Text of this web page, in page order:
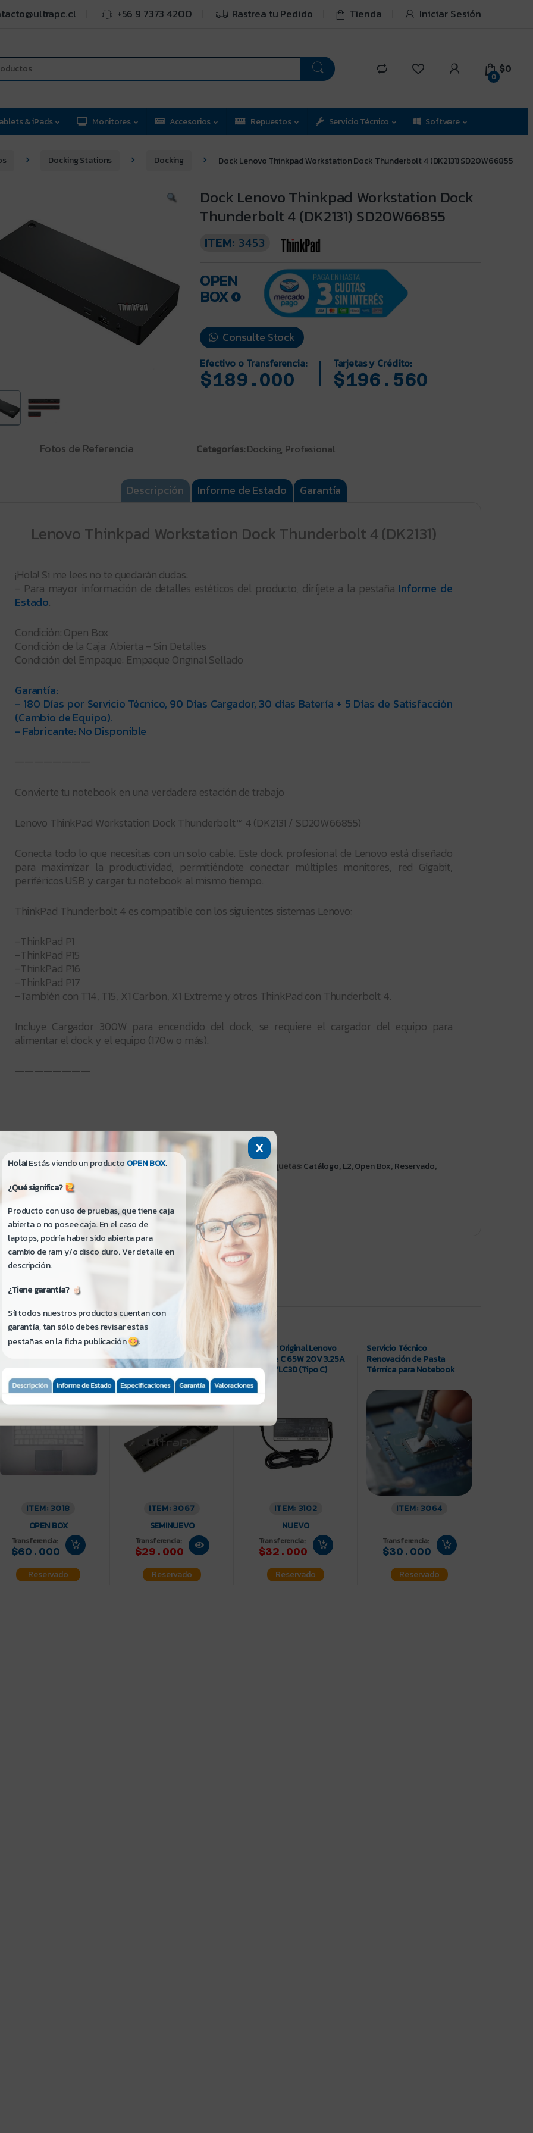
+56 9 7373 4200 Rastrea tu Pedido Tienda Iniciar Sesión
0
$0
& iPads Monitores Accesorios Repuestos Servicio Técnico Software
Docking Stations Docking Dock Lenovo Thinkpad Workstation Dock Thunderbolt 4 (DK2131) SD20W66855
Dock Lenovo Thinkpad Workstation Dock
Thunderbolt 4 (DK2131) SD20W66855
ITEM: 3453
OPEN
BOX
Consulte Stock
Efectivo o Transferencia:
$189.000
Tarjetas y Crédito:
$196.560
Fotos de Referencia Categorías:Docking, Profesional
Descripción Informe de Estado Garantía
Lenovo Thinkpad Workstation Dock Thunderbolt 4 (DK2131)
¡Hola! Si me lees no te quedarán dudas:
- Para mayor información de detalles estéticos del producto, diríjete a la pestaña Informe de
Estado.
Condición: Open Box
Condición de la Caja: Abierta - Sin Detalles
Condición del Empaque: Empaque Original Sellado
Garantía:
- 180 Días por Servicio Técnico, 90 Días Cargador, 30 días Batería + 5 Días de Satisfacción
(Cambio de Equipo).
- Fabricante: No Disponible
————————
Convierte tu notebook en una verdadera estación de trabajo
Lenovo ThinkPad Workstation Dock Thunderbolt™ 4 (DK2131 / SD20W66855)
Conecta todo lo que necesitas con un solo cable. Este dock profesional de Lenovo está diseñado
para maximizar la productividad, permitiéndote conectar múltiples monitores, red Gigabit,
periféricos USB y cargar tu notebook al mismo tiempo.
ThinkPad Thunderbolt 4 es compatible con los siguientes sistemas Lenovo:
-ThinkPad P1
-ThinkPad P15
-ThinkPad P16
-ThinkPad P17
-También con T14, T15, X1 Carbon, X1 Extreme y otros ThinkPad con Thunderbolt 4.
Incluye Cargador 300W para encendido del dock, se requiere el cargador del equipo para
alimentar el dock y el equipo (170w o más).
————————
SKU:3453X484783935 Categorías:Docking Docking Stations Etiquetas:Catálogo,L2,Open Box,Reservado,
Workstation Dock
relacionados
Palmrest / Top Cover con
ITEM: 3018
OPEN BOX
Transferencia:
$60.000
Docking Station Lenovo
Thinkpad Basic Dock
40A00065IT
-28%
ITEM: 3067
SEMINUEVO
Transferencia:
$29.000
Cargador Original Lenovo
USB Type C 65W 20V 3.25A
ADLX65YLC3D (Tipo C)
-24%
ITEM: 3102
NUEVO
Transferencia:
$32.000
Servicio Técnico
Renovación de Pasta
Térmica para Notebook
ITEM: 3064
Transferencia:
$30.000
X
Hola!Estás viendo un producto OPEN BOX.
¿Qué significa?
Producto con uso de pruebas, que tiene caja
abierta o no posee caja. En el caso de
laptops, podría haber sido abierta para
cambio de ram y/o disco duro. Ver detalle en
descripción.
¿Tiene garantía?
Sí! todos nuestros productos cuentan con
garantía, tan sólo debes revisar estas
pestañas en la ficha publicación
: